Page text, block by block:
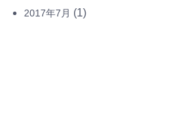
2017年7月 (1)